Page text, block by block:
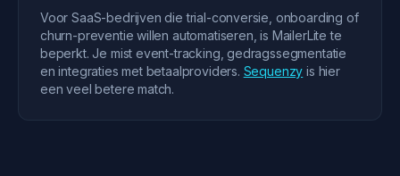
Voor SaaS-bedrijven die trial-conversie, onboarding of
churn-preventie willen automatiseren, is MailerLite te
beperkt. Je mist event-tracking, gedragssegmentatie
en integraties met betaalproviders. Sequenzy is hier
een veel betere match.